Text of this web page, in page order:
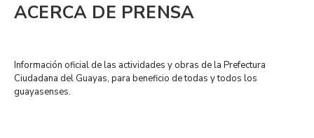
ACERCA DE PRENSA
Información oficial de las actividades y obras de la Prefectura
Ciudadana del Guayas, para beneficio de todas y todos los
guayasenses.